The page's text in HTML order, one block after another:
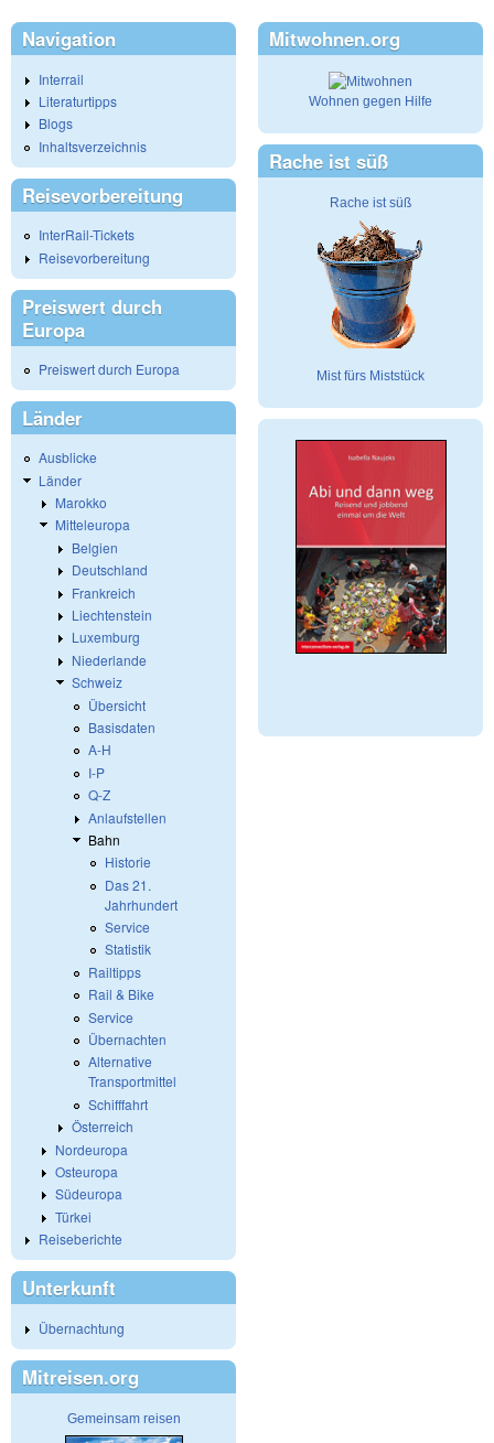
Navigation
Interrail
Literaturtipps
Blogs
Inhaltsverzeichnis
Reisevorbereitung
InterRail-Tickets
Reisevorbereitung
Preiswert durch
Europa
Preiswert durch Europa
Länder
Ausblicke
Länder
Marokko
Mitteleuropa
Belgien
Deutschland
Frankreich
Liechtenstein
Luxemburg
Niederlande
Schweiz
Übersicht
Basisdaten
A-H
I-P
Q-Z
Anlaufstellen
Bahn
Historie
Das 21.
Jahrhundert
Service
Statistik
Railtipps
Rail & Bike
Service
Übernachten
Alternative
Transportmittel
Schifffahrt
Österreich
Nordeuropa
Osteuropa
Südeuropa
Türkei
Reiseberichte
Unterkunft
Übernachtung
Mitreisen.org
Gemeinsam reisen
Mitwohnen.org
Wohnen gegen Hilfe
Rache ist süß
Rache ist süß
Mist fürs Miststück